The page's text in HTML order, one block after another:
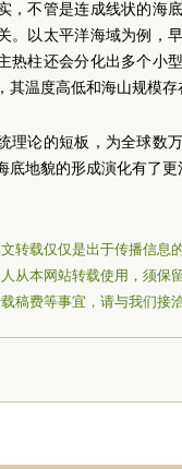
，不管是连成线状的海
。以太平洋海域为例，
热柱还会分化出多个小
其温度高低和海山规模
理论的短板，为全球数
底地貌的形成演化有了更
转载仅仅是出于传播信息
从本网站转载使用，须保
稿费等事宜，请与我们接洽